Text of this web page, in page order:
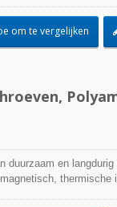
om te vergelijken
duurzaam en
thermische